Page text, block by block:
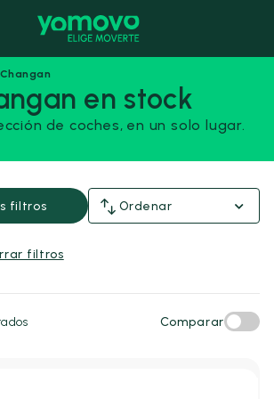
Changan
en stock
de coches, en un solo lugar.
€
filtros Ordenar
filtros
Comparar